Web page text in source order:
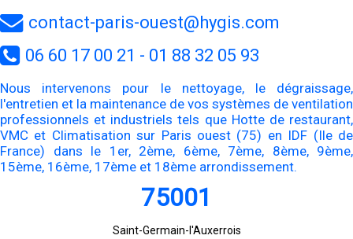
contact-paris-ouest@hygis.com
06 60 17 00 21 - 01 88 32 05 93
Nous intervenons pour le nettoyage, le dégraissage,
l'entretien et la maintenance de vos systèmes de ventilation
professionnels et industriels tels que Hotte de restaurant,
VMC et Climatisation sur Paris ouest (75) en IDF (Ile de
France) dans le 1er, 2ème, 6ème, 7ème, 8ème, 9ème,
15ème, 16ème, 17ème et 18ème arrondissement.
75001
Saint-Germain-l'Auxerrois